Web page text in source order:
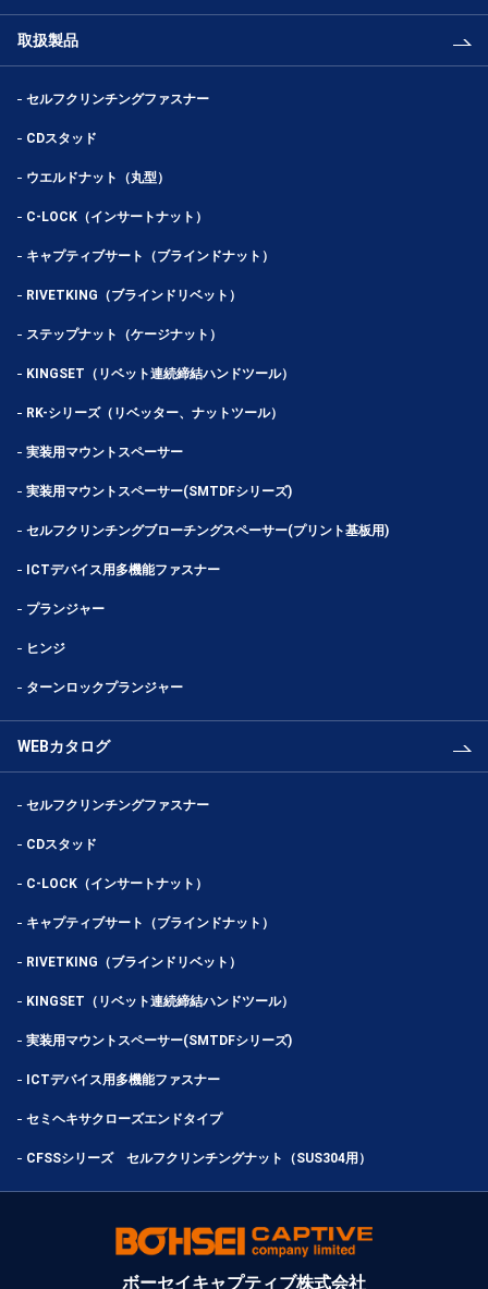
取扱製品
セルフクリンチングファスナー
CDスタッド
ウエルドナット（丸型）
C-LOCK（インサートナット）
キャプティブサート（ブラインドナット）
RIVETKING（ブラインドリベット）
ステップナット（ケージナット）
KINGSET（リベット連続締結ハンドツール）
RK-シリーズ（リベッター、ナットツール）
実装用マウントスペーサー
実装用マウントスペーサー(SMTDFシリーズ)
セルフクリンチングブローチングスペーサー(プリント基板用)
ICTデバイス用多機能ファスナー
プランジャー
ヒンジ
ターンロックプランジャー
WEBカタログ
セルフクリンチングファスナー
CDスタッド
C-LOCK（インサートナット）
キャプティブサート（ブラインドナット）
RIVETKING（ブラインドリベット）
KINGSET（リベット連続締結ハンドツール）
実装用マウントスペーサー(SMTDFシリーズ)
ICTデバイス用多機能ファスナー
セミヘキサクローズエンドタイプ
CFSSシリーズ セルフクリンチングナット（SUS304用）
ボーセイキャプティブ株式会社